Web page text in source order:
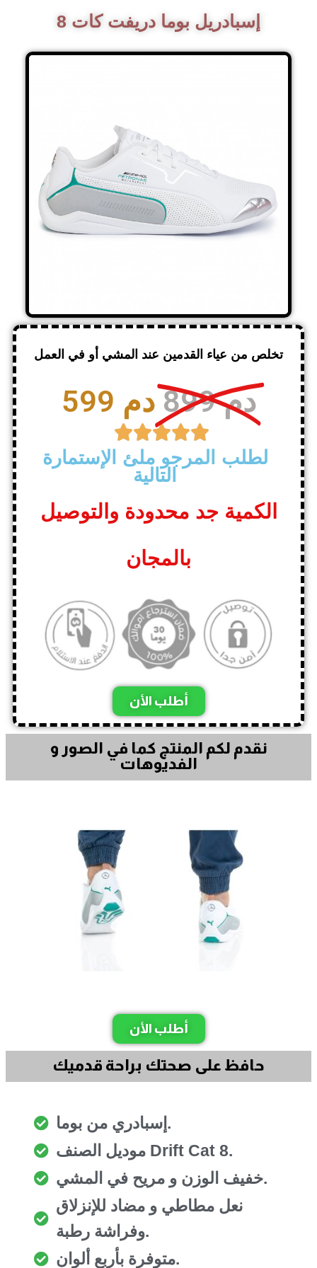
إسبادريل بوما دريفت كات 8
تخلص من عياء القدمين عند المشي أو في العمل
599 دم 899 دم

لطلب المرجو ملئ الإستمارة
التالية
الكمية جد محدودة والتوصيل
بالمجان
أطلب الأن
نقدم لكم المنتج كما في الصور و
الفديوهات
أطلب الأن
حافظ على صحتك براحة قدميك
إسبادري من بوما.
موديل الصنف Drift Cat 8.
خفيف الوزن و مريح في المشي.
نعل مطاطي و مضاد للإنزلاق
وفراشة رطبة.
متوفرة بأربع ألوان.